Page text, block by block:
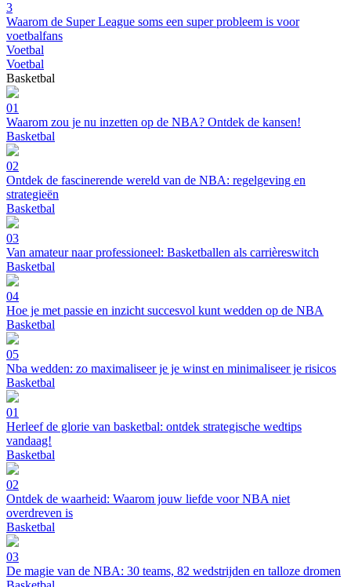
3
Waarom de Super League soms een super probleem is voor
voetbalfans
Voetbal
Voetbal
Basketbal
01
Waarom zou je nu inzetten op de NBA? Ontdek de kansen!
Basketbal
02
Ontdek de fascinerende wereld van de NBA: regelgeving en
strategieën
Basketbal
03
Van amateur naar professioneel: Basketballen als carrièreswitch
Basketbal
04
Hoe je met passie en inzicht succesvol kunt wedden op de NBA
Basketbal
05
Nba wedden: zo maximaliseer je je winst en minimaliseer je risicos
Basketbal
01
Herleef de glorie van basketbal: ontdek strategische wedtips
vandaag!
Basketbal
02
Ontdek de waarheid: Waarom jouw liefde voor NBA niet
overdreven is
Basketbal
03
De magie van de NBA: 30 teams, 82 wedstrijden en talloze dromen